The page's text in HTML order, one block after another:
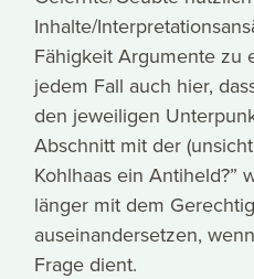
Inhalte/
Fähigkeit Argumente zu
jedem Fall auch hier,
den jeweiligen
Abschnitt mit der
Kohlhaas ein Antiheld?”
länger mit dem
auseinandersetzen,
Frage dient.